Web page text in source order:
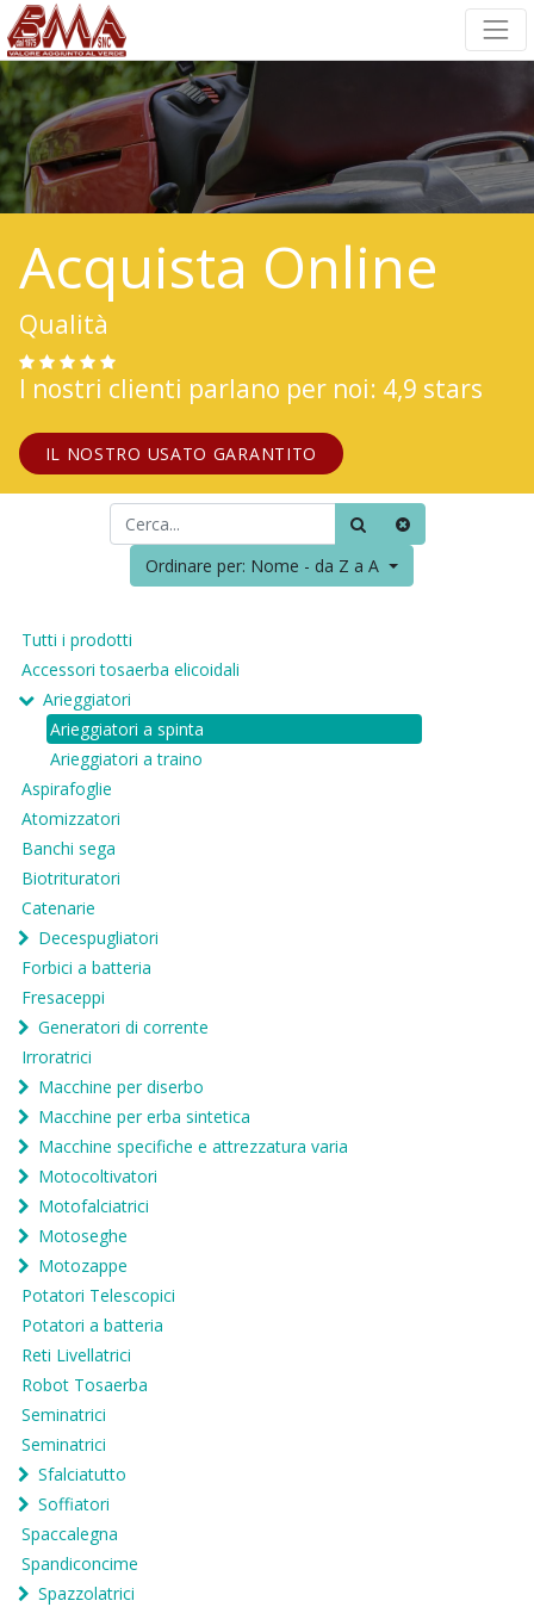
Acquista Online
Qualità
I nostri clienti parlano per noi: 4,9 stars
IL NOSTRO USATO GARANTITO
Ordinare per: Nome - da Z a A
Tutti i prodotti
Accessori tosaerba elicoidali
Arieggiatori
Arieggiatori a spinta
Arieggiatori a traino
Aspirafoglie
Atomizzatori
Banchi sega
Biotrituratori
Catenarie
Decespugliatori
Forbici a batteria
Fresaceppi
Generatori di corrente
Irroratrici
Macchine per diserbo
Macchine per erba sintetica
Macchine specifiche e attrezzatura varia
Motocoltivatori
Motofalciatrici
Motoseghe
Motozappe
Potatori Telescopici
Potatori a batteria
Reti Livellatrici
Robot Tosaerba
Seminatrici
Seminatrici
Sfalciatutto
Soffiatori
Spaccalegna
Spandiconcime
Spazzolatrici